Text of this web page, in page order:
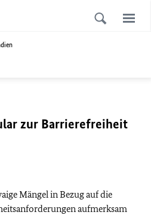
zur Barrierefreiheit
Mängel in Bezug auf die
aufmerksam